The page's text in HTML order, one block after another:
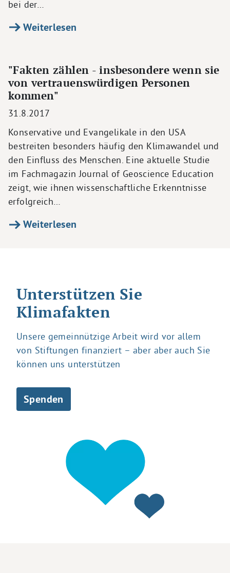
bei der…
Weiterlesen
"Fakten zählen - insbesondere wenn sie
von vertrauenswürdigen Personen
kommen"
31.8.2017
Konservative und Evangelikale in den USA
bestreiten besonders häufig den Klimawandel und
den Einfluss des Menschen. Eine aktuelle Studie
im Fachmagazin Journal of Geoscience Education
zeigt, wie ihnen wissenschaftliche Erkenntnisse
erfolgreich…
Weiterlesen
Unterstützen Sie
Klimafakten
Unsere gemeinnützige Arbeit wird vor allem
von Stiftungen finanziert – aber aber auch Sie
können uns unterstützen
Spenden